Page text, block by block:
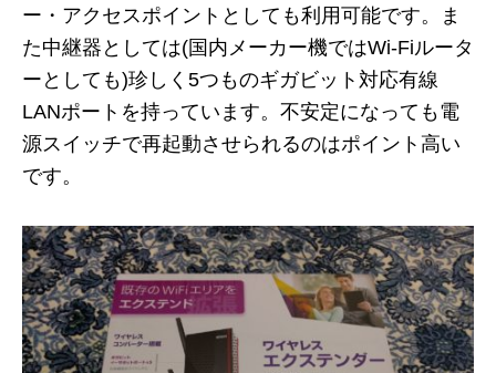
ー・アクセスポイントとしても利用可能です。ま
た中継器としては(国内メーカー機ではWi-Fiルータ
ーとしても)珍しく5つものギガビット対応有線
LANポートを持っています。不安定になっても電
源スイッチで再起動させられるのはポイント高い
です。